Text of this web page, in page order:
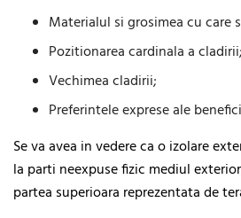
Materialul si grosimea cu
Pozitionarea cardinala a cladirii;
Vechimea cladirii;
Preferintele exprese ale
Se va avea in vedere ca o izolare
la parti neexpuse fizic mediul
partea superioara reprezentata de